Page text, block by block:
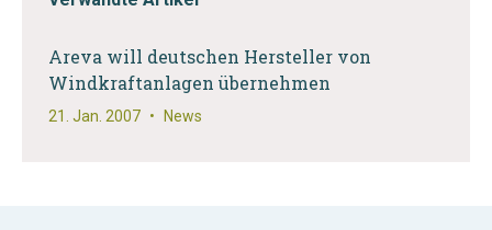
Areva will deutschen Hersteller von
Windkraftanlagen übernehmen
21. Jan. 2007 • News